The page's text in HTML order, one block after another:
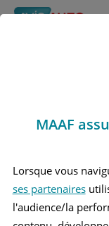
Avis
MAAF
Lorsque vous
ses partenaires
l'audience/la